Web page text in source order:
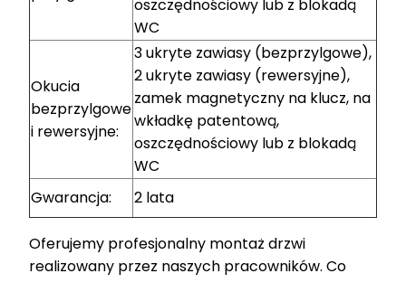
oszczędnościowy lub z blokadą
WC
Okucia
bezprzylgowe
i rewersyjne:
3 ukryte zawiasy (bezprzylgowe),
2 ukryte zawiasy (rewersyjne),
zamek magnetyczny na klucz, na
wkładkę patentową,
oszczędnościowy lub z blokadą
WC
Gwarancja:
2 lata
Oferujemy profesjonalny montaż drzwi
realizowany przez naszych pracowników. Co